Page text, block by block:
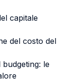
capitale
del costo del
le